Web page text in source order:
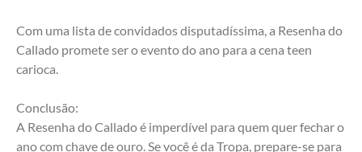
Com uma lista de convidados disputadíssima, a Resenha do
Callado promete ser o evento do ano para a cena teen
carioca.
Conclusão:
A Resenha do Callado é imperdível para quem quer fechar o
ano com chave de ouro. Se você é da Tropa, prepare-se para